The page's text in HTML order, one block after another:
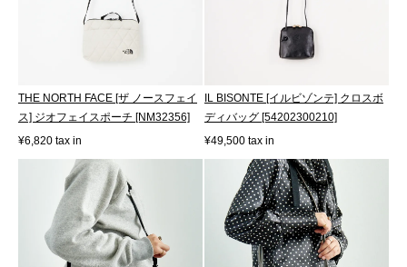
THE NORTH FACE [ザ ノースフェイ
ス] ジオフェイスポーチ [NM32356]
¥6,820 tax in
IL BISONTE [イルビゾンテ] クロスボ
ディバッグ [54202300210]
¥49,500 tax in